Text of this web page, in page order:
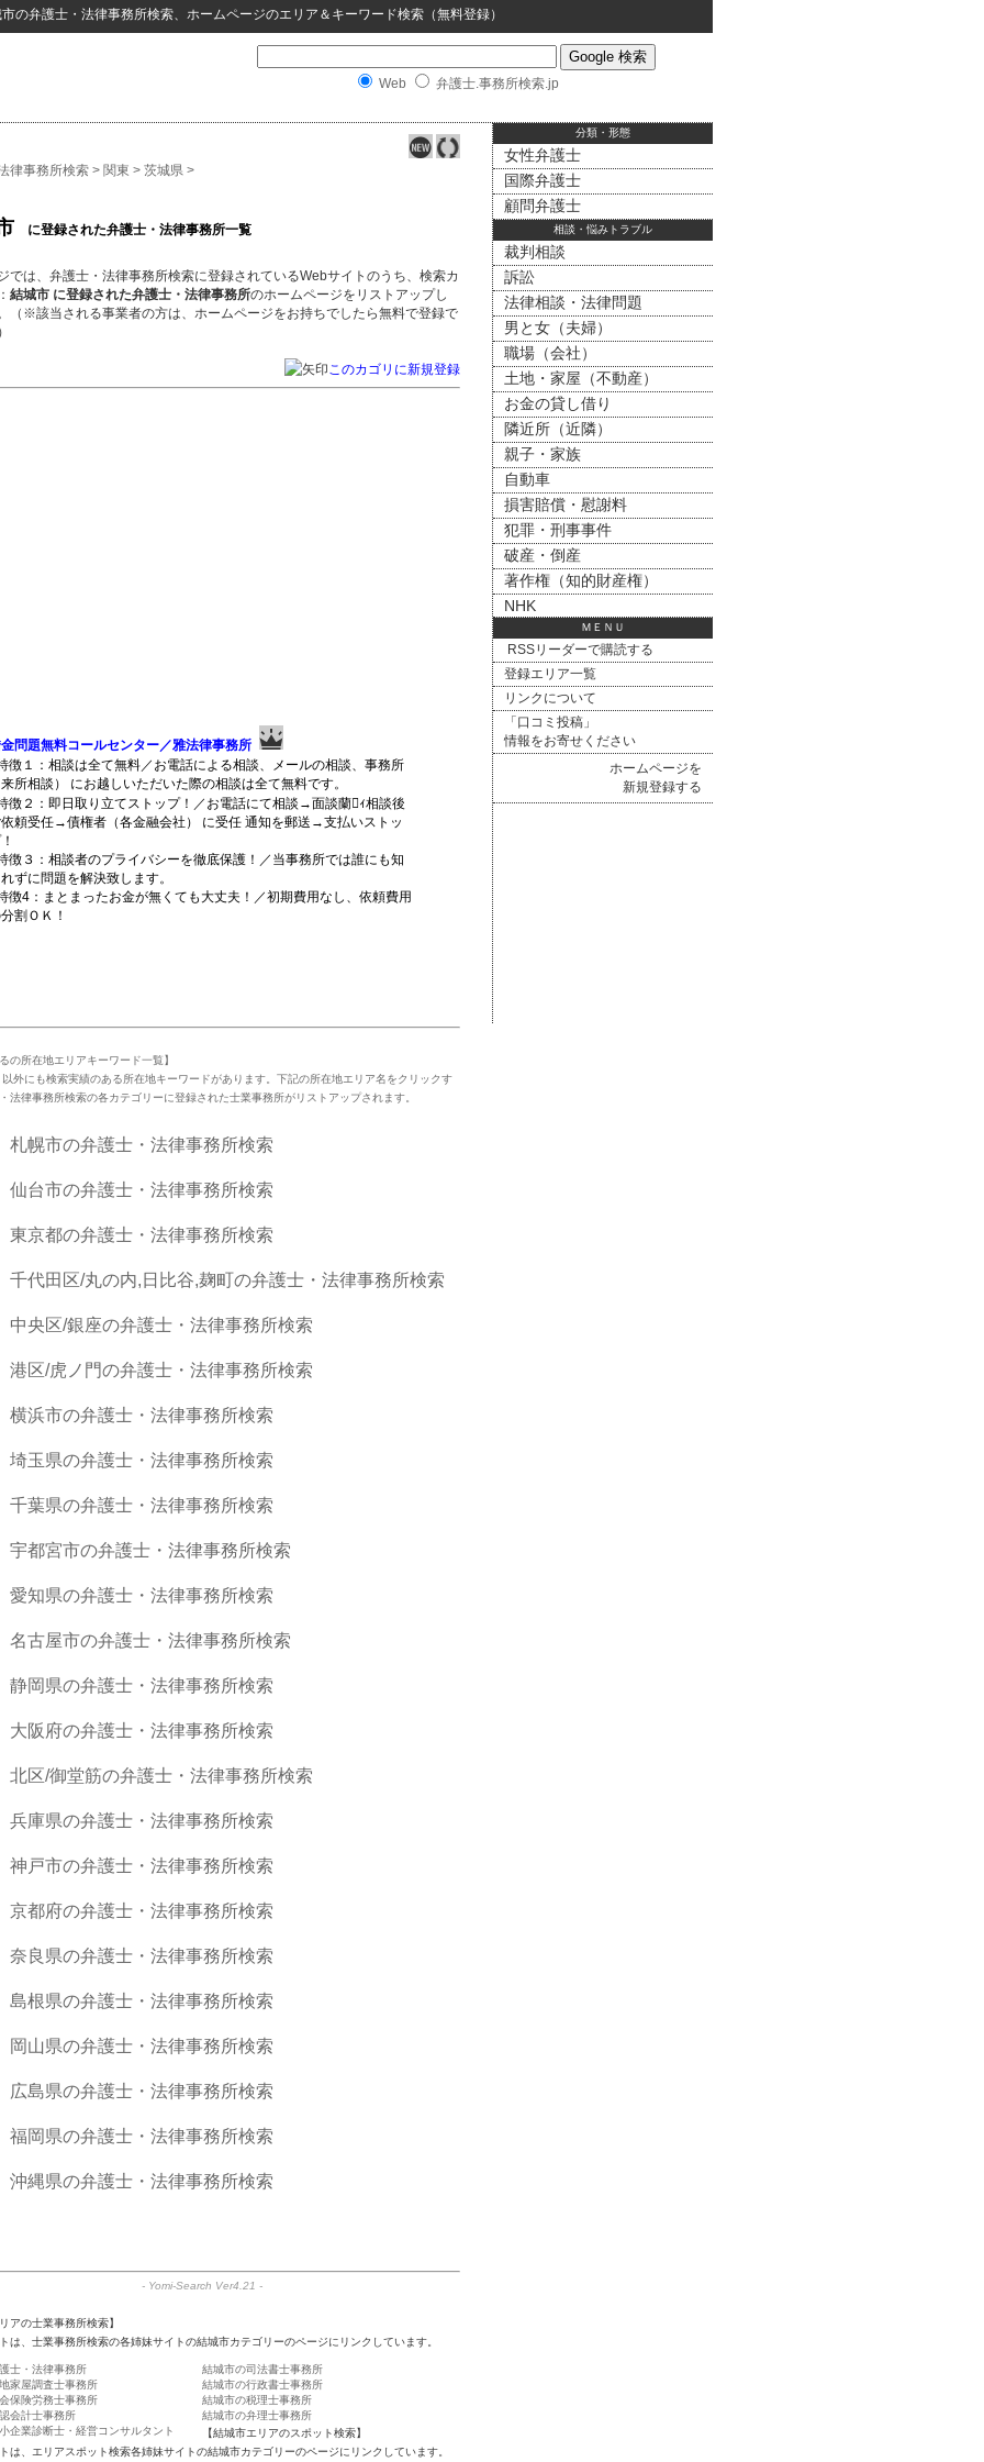
の弁護士・法律事務所検索、ホームページのエリア＆キーワード検索（無料登録）
Web 弁護士.事務所検索.jp
律事務所検索 > 関東 > 茨城県 >
に登録された弁護士・法律事務所一覧
では、弁護士・法律事務所検索に登録されているWebサイトのうち、検索カ
結城市 に登録された弁護士・法律事務所のホームページをリストアップし
（※該当される事業者の方は、ホームページをお持ちでしたら無料で登録で
このカゴリに新規登録
問題無料コールセンター／雅法律事務所
徴１：相談は全て無料／お電話による相談、メールの相談、事務所
来所相談） にお越しいただいた際の相談は全て無料です。
徴２：即日取り立てストップ！／お電話にて相談→面談蘭ｨ相談後
依頼受任→債権者（各金融会社） に受任 通知を郵送→支払いストッ
徴３：相談者のプライバシーを徹底保護！／当事務所では誰にも知
れずに問題を解決致します。
徴4：まとまったお金が無くても大丈夫！／初期費用なし、依頼費用
割ＯＫ！
の所在地エリアキーワード一覧】
以外にも検索実績のある所在地キーワードがあります。下記の所在地エリア名をクリックす
法律事務所検索の各カテゴリーに登録された士業事務所がリストアップされます。
札幌市の弁護士・法律事務所検索
仙台市の弁護士・法律事務所検索
東京都の弁護士・法律事務所検索
千代田区/丸の内,日比谷,麹町の弁護士・法律事務所検索
中央区/銀座の弁護士・法律事務所検索
港区/虎ノ門の弁護士・法律事務所検索
横浜市の弁護士・法律事務所検索
埼玉県の弁護士・法律事務所検索
千葉県の弁護士・法律事務所検索
宇都宮市の弁護士・法律事務所検索
愛知県の弁護士・法律事務所検索
名古屋市の弁護士・法律事務所検索
静岡県の弁護士・法律事務所検索
大阪府の弁護士・法律事務所検索
北区/御堂筋の弁護士・法律事務所検索
兵庫県の弁護士・法律事務所検索
神戸市の弁護士・法律事務所検索
京都府の弁護士・法律事務所検索
奈良県の弁護士・法律事務所検索
島根県の弁護士・法律事務所検索
岡山県の弁護士・法律事務所検索
広島県の弁護士・法律事務所検索
福岡県の弁護士・法律事務所検索
沖縄県の弁護士・法律事務所検索
- Yomi-Search Ver4.21 -
アの士業事務所検索】
は、士業事務所検索の各姉妹サイトの結城市カテゴリーのページにリンクしています。
士・法律事務所
結城市の司法書士事務所
家屋調査士事務所
結城市の行政書士事務所
保険労務士事務所
結城市の税理士事務所
会計士事務所
結城市の弁理士事務所
企業診断士・経営コンサルタント
【結城市エリアのスポット検索】
は、エリアスポット検索各姉妹サイトの結城市カテゴリーのページにリンクしています。
分類・形態
女性弁護士
国際弁護士
顧問弁護士
相談・悩みトラブル
裁判相談
訴訟
法律相談・法律問題
男と女（夫婦）
職場（会社）
土地・家屋（不動産）
お金の貸し借り
隣近所（近隣）
親子・家族
自動車
損害賠償・慰謝料
犯罪・刑事事件
破産・倒産
著作権（知的財産権）
NHK
ＭＥＮＵ
RSSリーダーで購読する
登録エリア一覧
リンクについて
「口コミ投稿」
情報をお寄せください
ホームページを
新規登録する